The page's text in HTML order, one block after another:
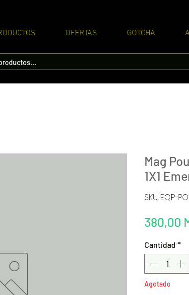
OFERTAS GOTCHA
Mag
1X1
SKU: EQP-
380,00
Cantidad *
Agotado